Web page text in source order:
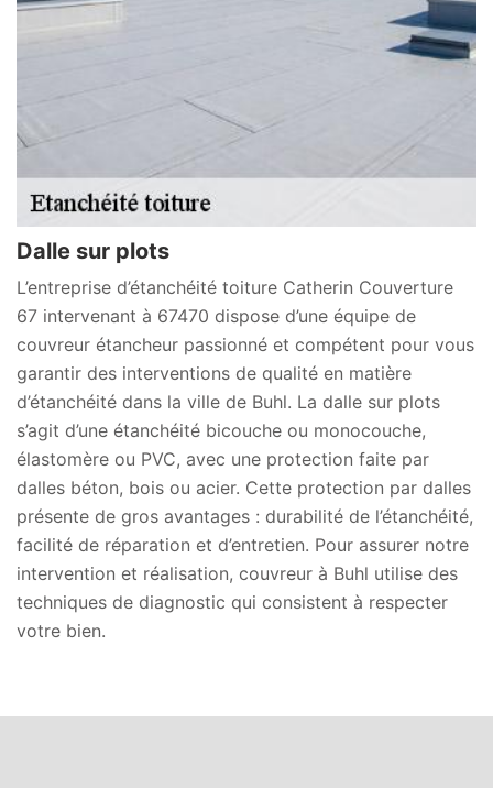
Dalle sur plots
L’entreprise d’étanchéité toiture Catherin Couverture
67 intervenant à 67470 dispose d’une équipe de
couvreur étancheur passionné et compétent pour vous
garantir des interventions de qualité en matière
d’étanchéité dans la ville de Buhl. La dalle sur plots
s’agit d’une étanchéité bicouche ou monocouche,
élastomère ou PVC, avec une protection faite par
dalles béton, bois ou acier. Cette protection par dalles
présente de gros avantages : durabilité de l’étanchéité,
facilité de réparation et d’entretien. Pour assurer notre
intervention et réalisation, couvreur à Buhl utilise des
techniques de diagnostic qui consistent à respecter
votre bien.